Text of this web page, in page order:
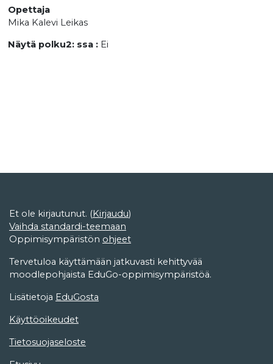
Opettaja
Mika Kalevi Leikas
Näytä polku2: ssa : Ei
Et ole kirjautunut. (Kirjaudu)
Vaihda standardi-teemaan
Oppimisympäristön ohjeet
Tervetuloa käyttämään jatkuvasti kehittyvää
moodlepohjaista EduGo-oppimisympäristöä.
Lisätietoja EduGosta
Käyttöoikeudet
Tietosuojaseloste